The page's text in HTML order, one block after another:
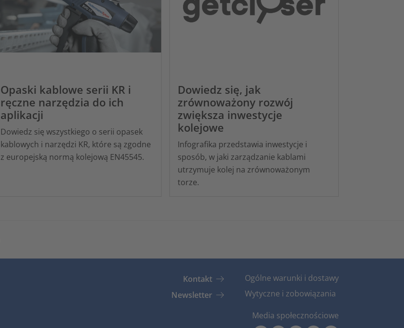
Opaski kablowe serii KR i
ręczne narzędzia do ich
aplikacji
Dowiedz się wszystkiego o serii opasek
kablowych i narzędzi KR, które są zgodne
z europejską normą kolejową EN45545.
Dowiedz się, jak
zrównoważony rozwój
zwiększa inwestycje
kolejowe
Infografika przedstawia inwestycje i
sposób, w jaki zarządzanie kablami
utrzymuje kolej na zrównoważonym
torze.
Kontakt
Newsletter
Ogólne warunki i dostawy
Wytyczne i zobowiązania
Media społecznościowe